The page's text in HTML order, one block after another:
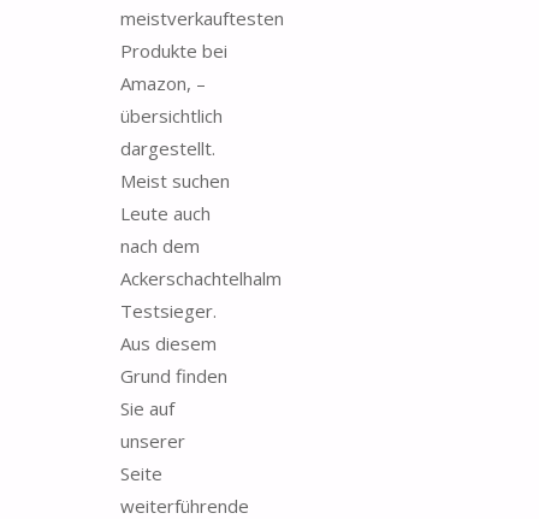
meistverkauftesten
Produkte bei
Amazon, –
übersichtlich
dargestellt.
Meist suchen
Leute auch
nach dem
Ackerschachtelhalm
Testsieger.
Aus diesem
Grund finden
Sie auf
unserer
Seite
weiterführende